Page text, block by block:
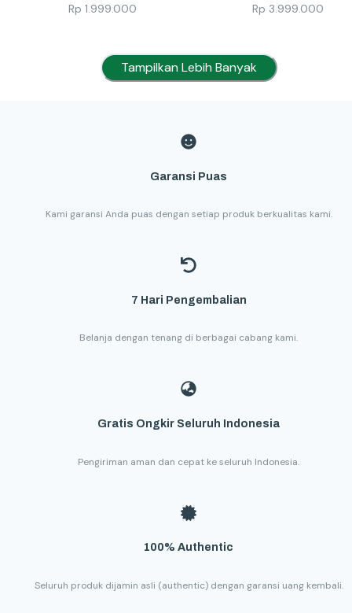
Rp 1.999.000 Rp 3.999.000
Tampilkan Lebih Banyak
Garansi Puas
Kami garansi Anda puas dengan setiap produk berkualitas kami.
7 Hari Pengembalian
Belanja dengan tenang di berbagai cabang kami.
Gratis Ongkir Seluruh Indonesia
Pengiriman aman dan cepat ke seluruh Indonesia.
100% Authentic
Seluruh produk dijamin asli (authentic) dengan garansi uang kembali.